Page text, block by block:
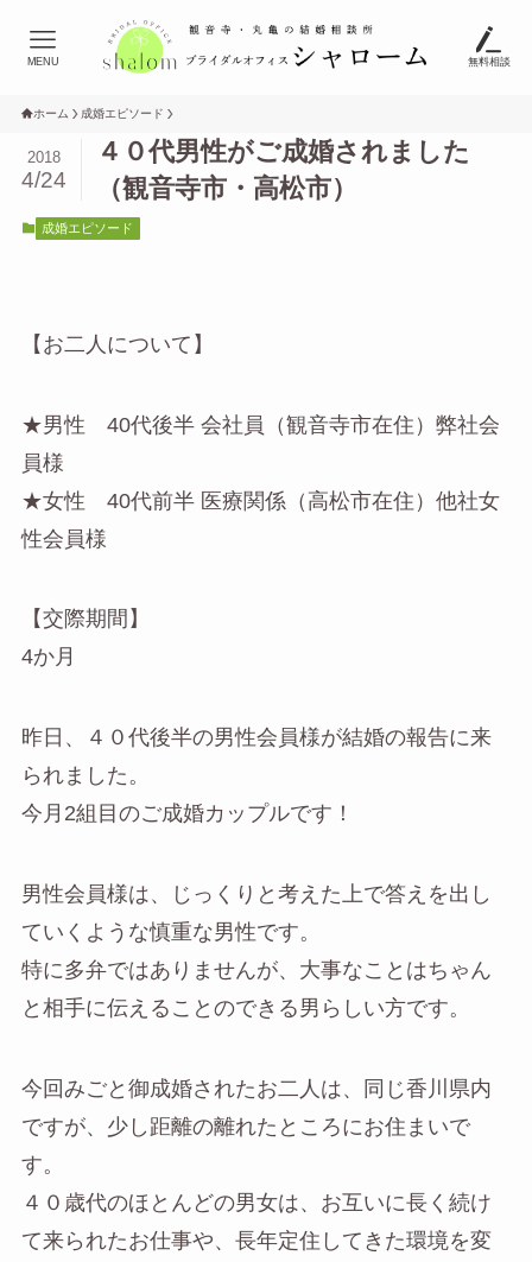
無料相談
MENU
ホーム 成婚エピソード
４０代男性がご成婚されました
（観音寺市・高松市）
2018
4/24
成婚エピソード
【お二人について】
★男性 40代後半 会社員（観音寺市在住）弊社会
員様
★女性 40代前半 医療関係（高松市在住）他社女
性会員様
【交際期間】
4か月
昨日、４０代後半の男性会員様が結婚の報告に来
られました。
今月2組目のご成婚カップルです！
男性会員様は、じっくりと考えた上で答えを出し
ていくような慎重な男性です。
特に多弁ではありませんが、大事なことはちゃん
と相手に伝えることのできる男らしい方です。
今回みごと御成婚されたお二人は、同じ香川県内
ですが、少し距離の離れたところにお住まいで
す。
４０歳代のほとんどの男女は、お互いに長く続け
て来られたお仕事や、長年定住してきた環境を変